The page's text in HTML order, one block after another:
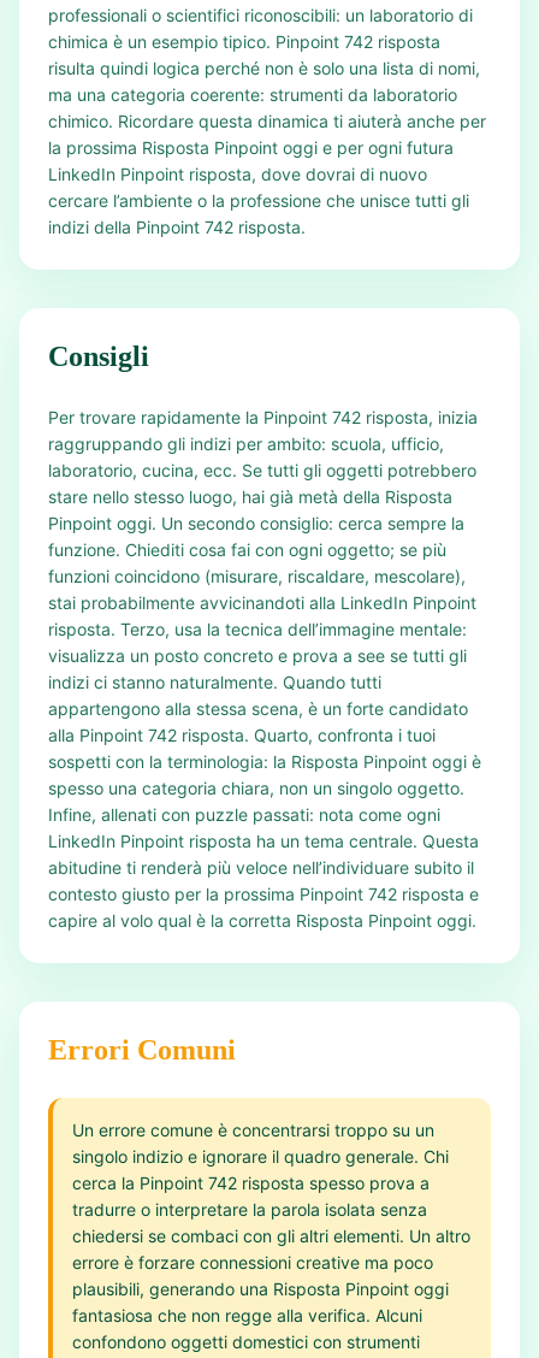
professionali o scientifici riconoscibili: un laboratorio di
chimica è un esempio tipico. Pinpoint 742 risposta
risulta quindi logica perché non è solo una lista di nomi,
ma una categoria coerente: strumenti da laboratorio
chimico. Ricordare questa dinamica ti aiuterà anche per
la prossima Risposta Pinpoint oggi e per ogni futura
LinkedIn Pinpoint risposta, dove dovrai di nuovo
cercare l’ambiente o la professione che unisce tutti gli
indizi della Pinpoint 742 risposta.
Consigli
Per trovare rapidamente la Pinpoint 742 risposta, inizia
raggruppando gli indizi per ambito: scuola, ufficio,
laboratorio, cucina, ecc. Se tutti gli oggetti potrebbero
stare nello stesso luogo, hai già metà della Risposta
Pinpoint oggi. Un secondo consiglio: cerca sempre la
funzione. Chiediti cosa fai con ogni oggetto; se più
funzioni coincidono (misurare, riscaldare, mescolare),
stai probabilmente avvicinandoti alla LinkedIn Pinpoint
risposta. Terzo, usa la tecnica dell’immagine mentale:
visualizza un posto concreto e prova a see se tutti gli
indizi ci stanno naturalmente. Quando tutti
appartengono alla stessa scena, è un forte candidato
alla Pinpoint 742 risposta. Quarto, confronta i tuoi
sospetti con la terminologia: la Risposta Pinpoint oggi è
spesso una categoria chiara, non un singolo oggetto.
Infine, allenati con puzzle passati: nota come ogni
LinkedIn Pinpoint risposta ha un tema centrale. Questa
abitudine ti renderà più veloce nell’individuare subito il
contesto giusto per la prossima Pinpoint 742 risposta e
capire al volo qual è la corretta Risposta Pinpoint oggi.
Errori Comuni
Un errore comune è concentrarsi troppo su un
singolo indizio e ignorare il quadro generale. Chi
cerca la Pinpoint 742 risposta spesso prova a
tradurre o interpretare la parola isolata senza
chiedersi se combaci con gli altri elementi. Un altro
errore è forzare connessioni creative ma poco
plausibili, generando una Risposta Pinpoint oggi
fantasiosa che non regge alla verifica. Alcuni
confondono oggetti domestici con strumenti